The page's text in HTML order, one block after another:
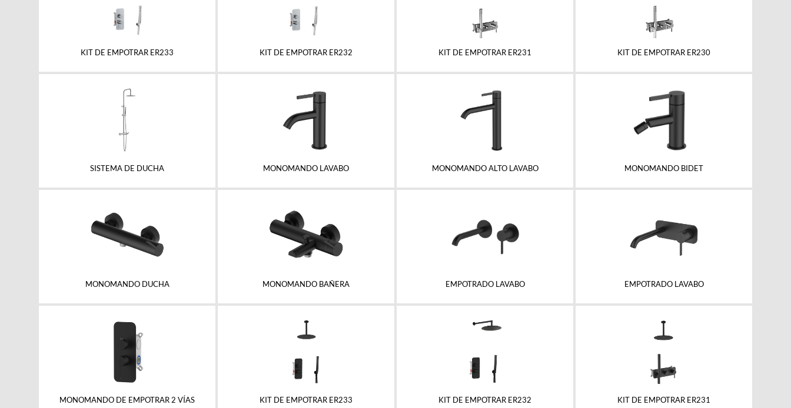
KIT DE EMPOTRAR ER233 KIT DE EMPOTRAR ER232 KIT DE EMPOTRAR ER231 KIT DE EMPOTRAR ER230
SISTEMA DE DUCHA MONOMANDO LAVABO MONOMANDO ALTO LAVABO MONOMANDO BIDET
MONOMANDO DUCHA MONOMANDO BAÑERA EMPOTRADO LAVABO EMPOTRADO LAVABO
MONOMANDO DE EMPOTRAR 2 VÍAS KIT DE EMPOTRAR ER233 KIT DE EMPOTRAR ER232 KIT DE EMPOTRAR ER231